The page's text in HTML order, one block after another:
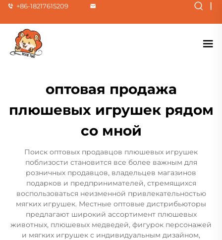
+86-18217615209 |
оптовая продажа
плюшевых игрушек рядом
со мной
Поиск оптовых продавцов плюшевых игрушек
поблизости становится все более важным для
розничных продавцов, владельцев магазинов
подарков и предпринимателей, стремящихся
воспользоваться неизменной привлекательностью
мягких игрушек. Местные оптовые дистрибьюторы
предлагают широкий ассортимент плюшевых
животных, плюшевых медведей, фигурок персонажей
и мягких игрушек с индивидуальным дизайном,